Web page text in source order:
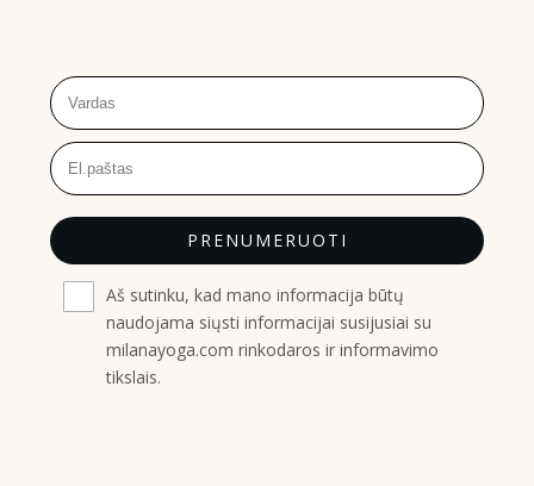
PRENUMERUOTI
Aš sutinku, kad mano informacija būtų
naudojama siųsti informacijai susijusiai su
milanayoga.com rinkodaros ir informavimo
tikslais.